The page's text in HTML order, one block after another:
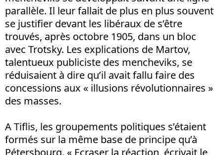
parallèle. Il leur fallait de plus en plus souvent
se justifier devant les libéraux de s’être
trouvés, après octobre 1905, dans un bloc
avec Trotsky. Les explications de Martov,
talentueux publiciste des mencheviks, se
réduisaient à dire qu’il avait fallu faire des
concessions aux « illusions révolutionnaires »
des masses.
A Tiflis, les groupements politiques s’étaient
formés sur la même base de principe qu’à
Pétersbourg. « Ecraser la réaction, écrivait le